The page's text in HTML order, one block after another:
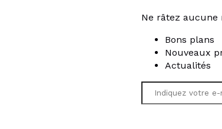
Ne râtez aucune
Bons plans
Nouveaux
Actualités